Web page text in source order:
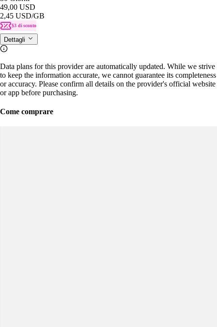
49,00 USD
2,45 USD/GB
$3 di sconto
Dettagli
Data plans for this provider are automatically updated. While we strive
to keep the information accurate, we cannot guarantee its completeness
or accuracy. Please confirm all details on the provider's official website
or app before purchasing.
Come comprare